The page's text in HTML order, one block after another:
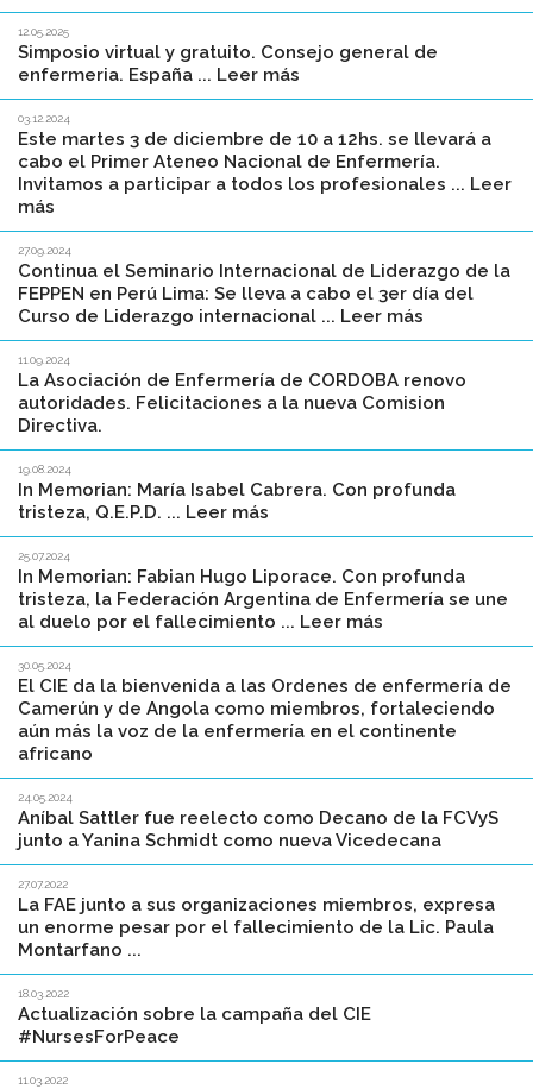
12.05.2025
Simposio virtual y gratuito. Consejo general de
enfermeria. España ... Leer más
03.12.2024
Este martes 3 de diciembre de 10 a 12hs. se llevará a
cabo el Primer Ateneo Nacional de Enfermería.
Invitamos a participar a todos los profesionales ... Leer
más
27.09.2024
Continua el Seminario Internacional de Liderazgo de la
FEPPEN en Perú Lima: Se lleva a cabo el 3er día del
Curso de Liderazgo internacional ... Leer más
11.09.2024
La Asociación de Enfermería de CORDOBA renovo
autoridades. Felicitaciones a la nueva Comision
Directiva.
19.08.2024
In Memorian: María Isabel Cabrera. Con profunda
tristeza, Q.E.P.D. ... Leer más
25.07.2024
In Memorian: Fabian Hugo Liporace. Con profunda
tristeza, la Federación Argentina de Enfermería se une
al duelo por el fallecimiento ... Leer más
30.05.2024
El CIE da la bienvenida a las Ordenes de enfermería de
Camerún y de Angola como miembros, fortaleciendo
aún más la voz de la enfermería en el continente
africano
24.05.2024
Aníbal Sattler fue reelecto como Decano de la FCVyS
junto a Yanina Schmidt como nueva Vicedecana
27.07.2022
La FAE junto a sus organizaciones miembros, expresa
un enorme pesar por el fallecimiento de la Lic. Paula
Montarfano ...
18.03.2022
Actualización sobre la campaña del CIE
#NursesForPeace
11.03.2022